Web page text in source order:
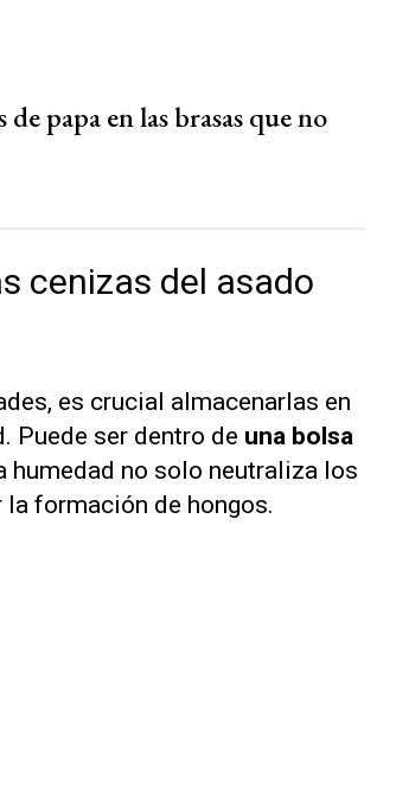
papa en las brasas que no
cenizas del asado
es crucial almacenarlas en
Puede ser dentro de una bolsa
humedad no solo neutraliza los
formación de hongos.